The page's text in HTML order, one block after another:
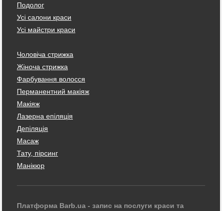
Подолог
Усі салони краси
Усі майстри краси
Чоловіча стрижка
Жіноча стрижка
Фарбування волосся
Перманентний макіяж
Макіяж
Лазерна епіляція
Депіляція
Масаж
Тату, пірсинг
Манікюр
Платформа Barb.ua - запис на послуги краси та